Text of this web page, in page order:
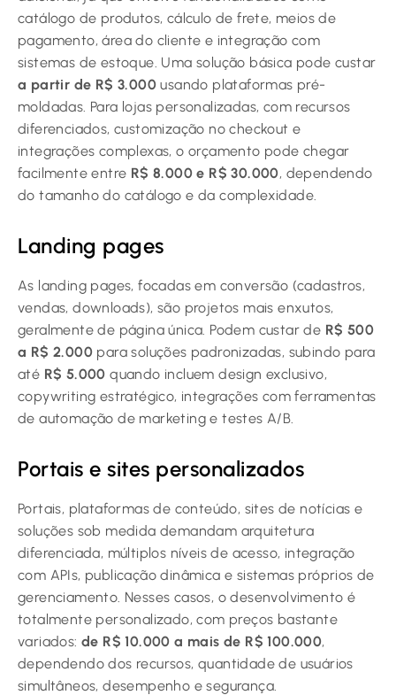
catálogo de produtos, cálculo de frete, meios de
pagamento, área do cliente e integração com
sistemas de estoque. Uma solução básica pode custar
a partir de R$ 3.000 usando plataformas pré-
moldadas. Para lojas personalizadas, com recursos
diferenciados, customização no checkout e
integrações complexas, o orçamento pode chegar
facilmente entre R$ 8.000 e R$ 30.000, dependendo
do tamanho do catálogo e da complexidade.
Landing pages
As landing pages, focadas em conversão (cadastros,
vendas, downloads), são projetos mais enxutos,
geralmente de página única. Podem custar de R$ 500
a R$ 2.000 para soluções padronizadas, subindo para
até R$ 5.000 quando incluem design exclusivo,
copywriting estratégico, integrações com ferramentas
de automação de marketing e testes A/B.
Portais e sites personalizados
Portais, plataformas de conteúdo, sites de notícias e
soluções sob medida demandam arquitetura
diferenciada, múltiplos níveis de acesso, integração
com APIs, publicação dinâmica e sistemas próprios de
gerenciamento. Nesses casos, o desenvolvimento é
totalmente personalizado, com preços bastante
variados:de R$ 10.000 a mais de R$ 100.000,
dependendo dos recursos, quantidade de usuários
simultâneos, desempenho e segurança.